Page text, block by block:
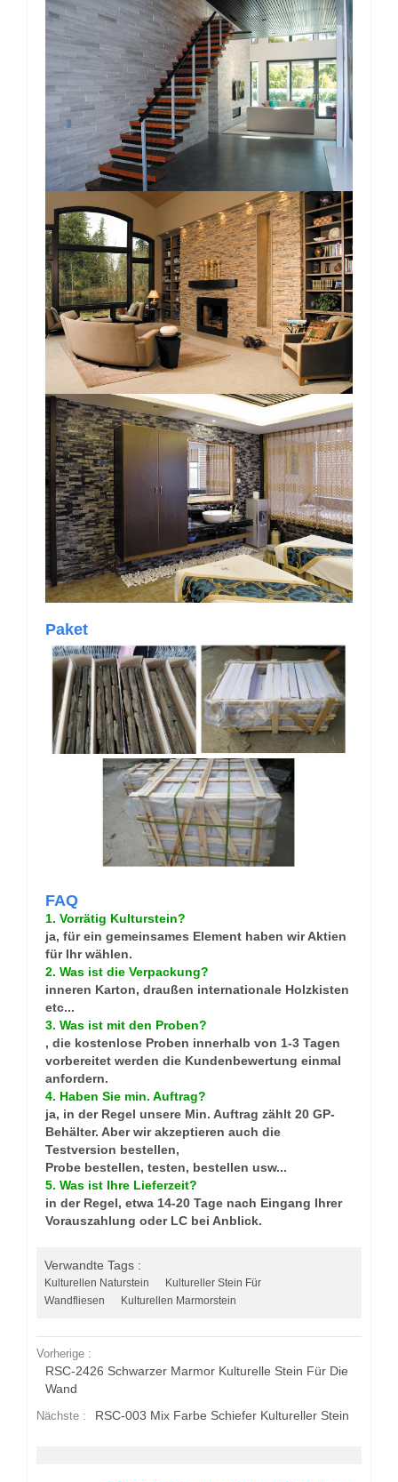
Paket
FAQ
1. Vorrätig Kulturstein?
ja, für ein gemeinsames Element haben wir Aktien
für Ihr wählen.
2. Was ist die Verpackung?
inneren Karton, draußen internationale Holzkisten
etc...
3. Was ist mit den Proben?
, die kostenlose Proben innerhalb von 1-3 Tagen
vorbereitet werden die Kundenbewertung einmal
anfordern.
4. Haben Sie min. Auftrag?
ja, in der Regel unsere Min. Auftrag zählt 20 GP-
Behälter. Aber wir akzeptieren auch die
Testversion bestellen,
Probe bestellen, testen, bestellen usw...
5. Was ist Ihre Lieferzeit?
in der Regel, etwa 14-20 Tage nach Eingang Ihrer
Vorauszahlung oder LC bei Anblick.
Verwandte Tags :
Kulturellen Naturstein
Kultureller Stein Für
Wandfliesen
Kulturellen Marmorstein
Vorherige :
RSC-2426 Schwarzer Marmor Kulturelle Stein Für Die
Wand
Nächste : RSC-003 Mix Farbe Schiefer Kultureller Stein